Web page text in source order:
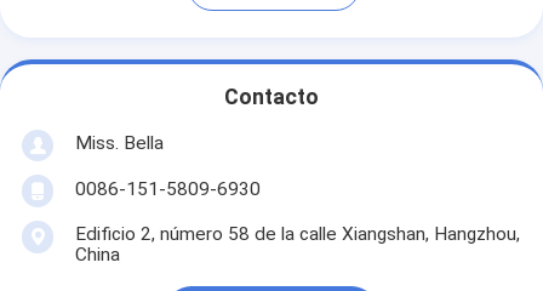
Contacto
Miss. Bella
0086-151-5809-6930
Edificio 2, número 58 de la calle Xiangshan, Hangzhou,
China